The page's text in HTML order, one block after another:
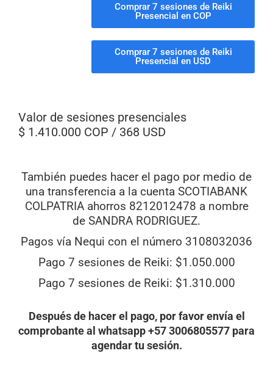
Comprar 7 sesiones de Reiki
Presencial en COP
Comprar 7 sesiones de Reiki
Presencial en USD
Valor de sesiones presenciales
$ 1.410.000 COP / 368 USD
También puedes hacer el pago por medio de
una transferencia a la cuenta SCOTIABANK
COLPATRIA ahorros 8212012478 a nombre
de SANDRA RODRIGUEZ.
Pagos vía Nequi con el número 3108032036
Pago 7 sesiones de Reiki: $1.050.000
Pago 7 sesiones de Reiki: $1.310.000
Después de hacer el pago, por favor envía el
comprobante al whatsapp +57 3006805577 para
agendar tu sesión.